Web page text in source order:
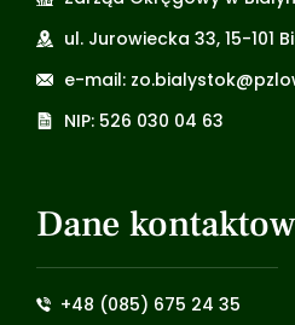
ul. Jurowiecka 33, 15-101
e-mail:
NIP: 526 030 04 63
Dane
+48 (085) 675 24 35